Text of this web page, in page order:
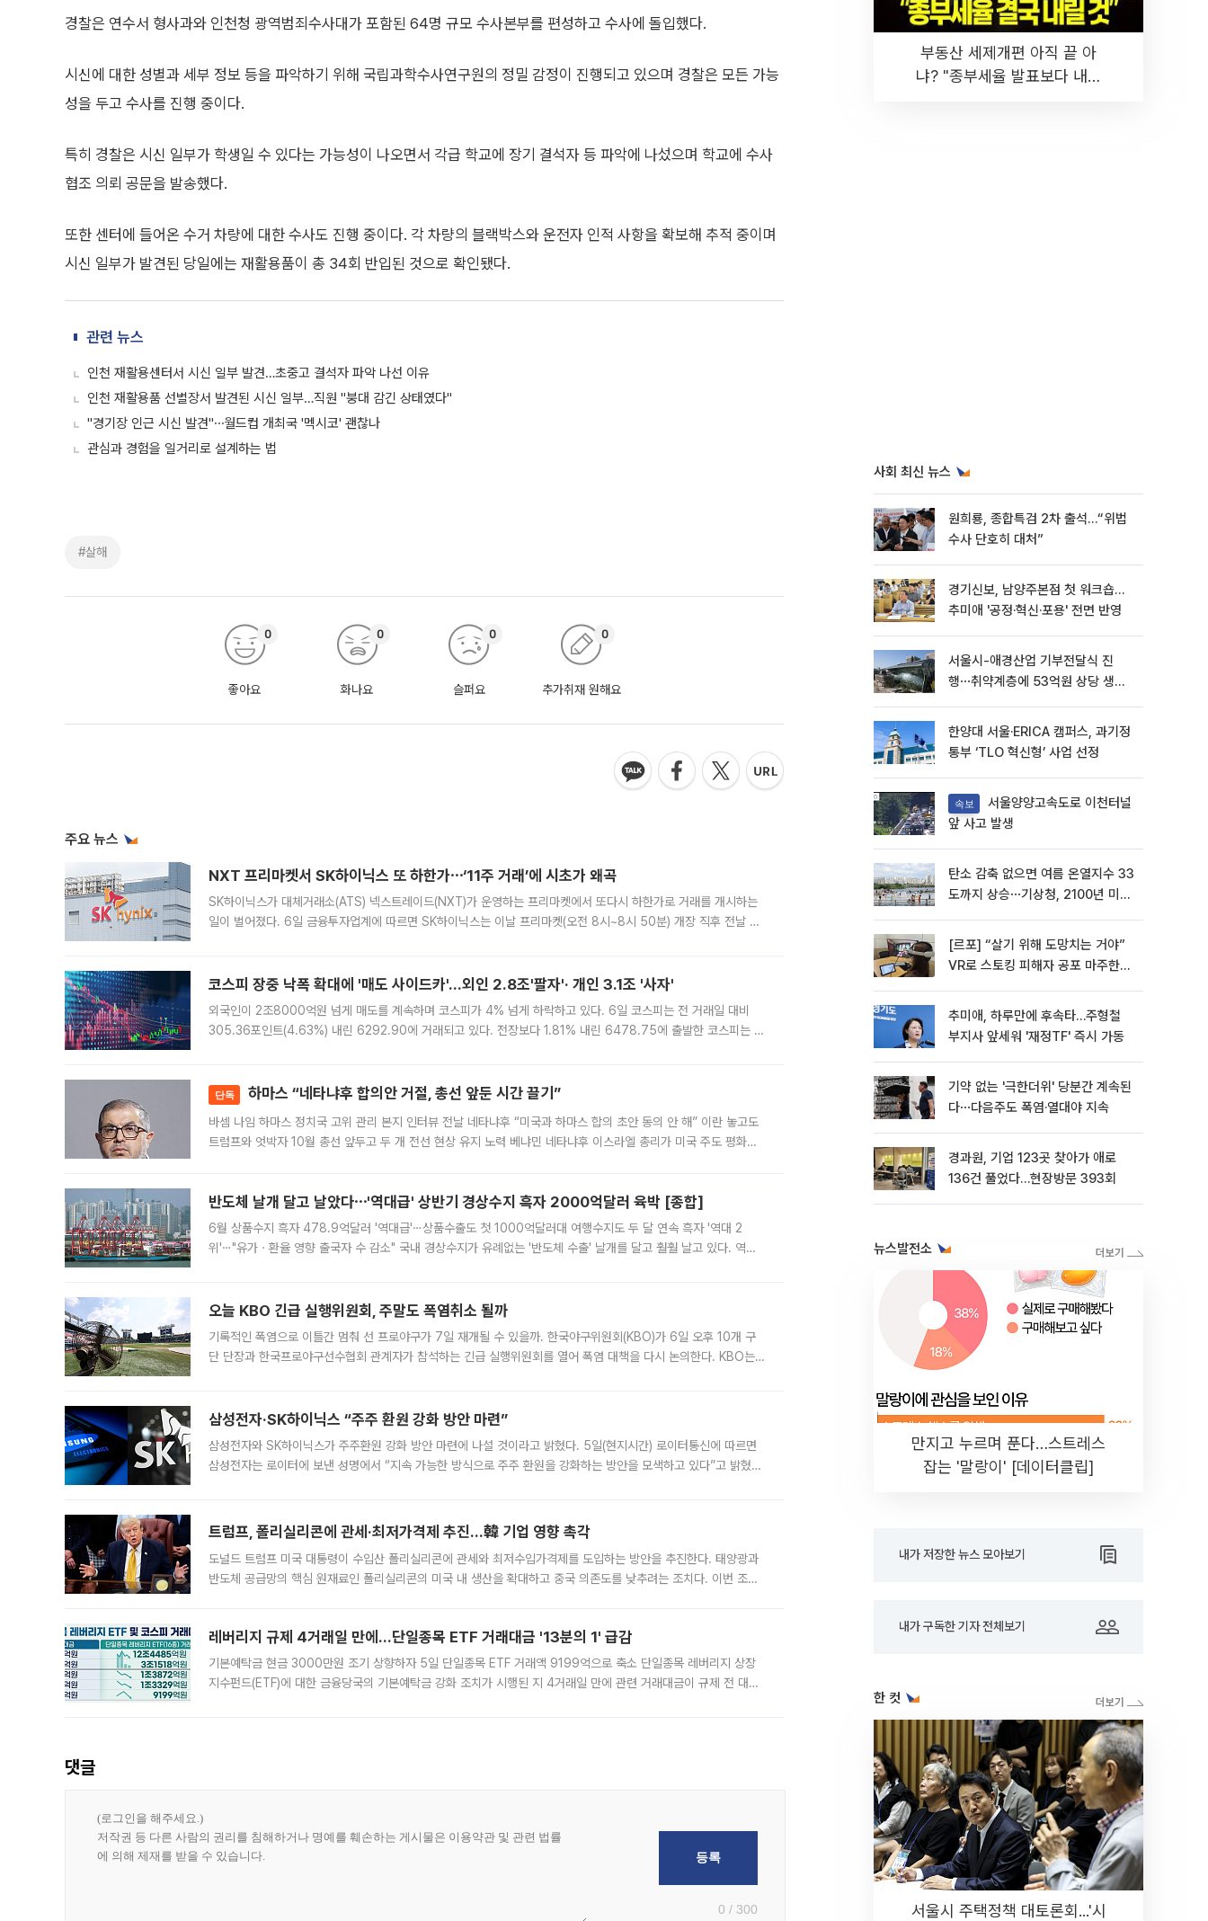
경찰은 연수서 형사과와 인천청 광역범죄수사대가 포함된 64명 규모 수사본부를 편성하고 수사에 돌입했다.
시신에 대한 성별과 세부 정보 등을 파악하기 위해 국립과학수사연구원의 정밀 감정이 진행되고 있으며 경찰은 모든 가능
성을 두고 수사를 진행 중이다.
특히 경찰은 시신 일부가 학생일 수 있다는 가능성이 나오면서 각급 학교에 장기 결석자 등 파악에 나섰으며 학교에 수사
협조 의뢰 공문을 발송했다.
또한 센터에 들어온 수거 차량에 대한 수사도 진행 중이다. 각 차량의 블랙박스와 운전자 인적 사항을 확보해 추적 중이며
시신 일부가 발견된 당일에는 재활용품이 총 34회 반입된 것으로 확인됐다.
관련 뉴스
인천 재활용센터서 시신 일부 발견…초중고 결석자 파악 나선 이유
인천 재활용품 선별장서 발견된 시신 일부…직원 "붕대 감긴 상태였다"
"경기장 인근 시신 발견"⋯월드컵 개최국 '멕시코' 괜찮나
관심과 경험을 일거리로 설계하는 법
#살해
좋아요
0
화나요
0
슬퍼요
0
추가취재 원해요
0
주요 뉴스
NXT 프리마켓서 SK하이닉스 또 하한가⋯‘11주 거래’에 시초가 왜곡
SK하이닉스가 대체거래소(ATS) 넥스트레이드(NXT)가 운영하는 프리마켓에서 또다시 하한가로 거래를 개시하는
일이 벌어졌다. 6일 금융투자업계에 따르면 SK하이닉스는 이날 프리마켓(오전 8시~8시 50분) 개장 직후 전날 정
코스피 장중 낙폭 확대에 '매도 사이드카'…외인 2.8조'팔자'· 개인 3.1조 '사자'
외국인이 2조8000억원 넘게 매도를 계속하며 코스피가 4% 넘게 하락하고 있다. 6일 코스피는 전 거래일 대비
305.36포인트(4.63%) 내린 6292.90에 거래되고 있다. 전장보다 1.81% 내린 6478.75에 출발한 코스피는 장
단독 하마스 “네타냐후 합의안 거절, 총선 앞둔 시간 끌기”
바셈 나임 하마스 정치국 고위 관리 본지 인터뷰 전날 네타냐후 “미국과 하마스 합의 초안 동의 안 해” 이란 놓고도
트럼프와 엇박자 10월 총선 앞두고 두 개 전선 현상 유지 노력 베냐민 네타냐후 이스라엘 총리가 미국 주도 평화위
반도체 날개 달고 날았다⋯'역대급' 상반기 경상수지 흑자 2000억달러 육박 [종합]
6월 상품수지 흑자 478.9억달러 '역대급'⋯상품수출도 첫 1000억달러대 여행수지도 두 달 연속 흑자 '역대 2
위'⋯"유가ㆍ환율 영향 출국자 수 감소" 국내 경상수지가 유례없는 '반도체 수출' 날개를 달고 훨훨 날고 있다. 역대
오늘 KBO 긴급 실행위원회, 주말도 폭염취소 될까
기록적인 폭염으로 이틀간 멈춰 선 프로야구가 7일 재개될 수 있을까. 한국야구위원회(KBO)가 6일 오후 10개 구
단 단장과 한국프로야구선수협회 관계자가 참석하는 긴급 실행위원회를 열어 폭염 대책을 다시 논의한다. KBO는
삼성전자·SK하이닉스 “주주 환원 강화 방안 마련”
삼성전자와 SK하이닉스가 주주환원 강화 방안 마련에 나설 것이라고 밝혔다. 5일(현지시간) 로이터통신에 따르면
삼성전자는 로이터에 보낸 성명에서 “지속 가능한 방식으로 주주 환원을 강화하는 방안을 모색하고 있다”고 밝혔다.
트럼프, 폴리실리콘에 관세·최저가격제 추진…韓 기업 영향 촉각
도널드 트럼프 미국 대통령이 수입산 폴리실리콘에 관세와 최저수입가격제를 도입하는 방안을 추진한다. 태양광과
반도체 공급망의 핵심 원재료인 폴리실리콘의 미국 내 생산을 확대하고 중국 의존도를 낮추려는 조치다. 이번 조처
레버리지 규제 4거래일 만에…단일종목 ETF 거래대금 '13분의 1' 급감
기본예탁금 현금 3000만원 조기 상향하자 5일 단일종목 ETF 거래액 9199억으로 축소 단일종목 레버리지 상장
지수펀드(ETF)에 대한 금융당국의 기본예탁금 강화 조치가 시행된 지 4거래일 만에 관련 거래대금이 규제 전 대비
댓글
0 / 300
부동산 세제개편 아직 끝 아
냐? "종부세율 발표보다 내릴
사회 최신 뉴스
원희룡, 종합특검 2차 출석…“위법
수사 단호히 대처”
경기신보, 남양주본점 첫 워크숍…
추미애 '공정·혁신·포용' 전면 반영
서울시-애경산업 기부전달식 진
행⋯취약계층에 53억원 상당 생활
한양대 서울·ERICA 캠퍼스, 과기정
통부 ‘TLO 혁신형’ 사업 선정
속보
앞 사고 발생
탄소 감축 없으면 여름 온열지수 33
도까지 상승⋯기상청, 2100년 미래
[르포] “살기 위해 도망치는 거야”
VR로 스토킹 피해자 공포 마주한
추미애, 하루만에 후속타…주형철
부지사 앞세워 '재정TF' 즉시 가동
기약 없는 '극한더위' 당분간 계속된
다⋯다음주도 폭염·열대야 지속
경과원, 기업 123곳 찾아가 애로
136건 풀었다…현장방문 393회
뉴스발전소
만지고 누르며 푼다…스트레스
잡는 '말랑이' [데이터클립]
내가 저장한 뉴스 모아보기
내가 구독한 기자 전체보기
한 컷
서울시 주택정책 대토론회...'시